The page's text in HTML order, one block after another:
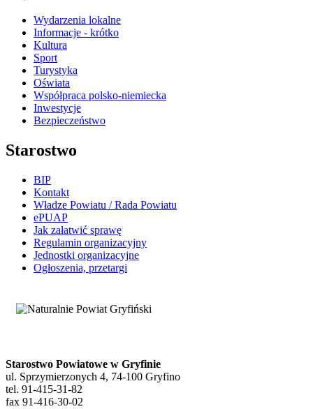
Wydarzenia lokalne
Informacje - krótko
Kultura
Sport
Turystyka
Oświata
Współpraca polsko-niemiecka
Inwestycje
Bezpieczeństwo
Starostwo
BIP
Kontakt
Władze Powiatu / Rada Powiatu
ePUAP
Jak załatwić sprawę
Regulamin organizacyjny
Jednostki organizacyjne
Ogłoszenia, przetargi
Starostwo Powiatowe w Gryfinie
ul. Sprzymierzonych 4, 74-100 Gryfino
tel. 91-415-31-82
fax 91-416-30-02